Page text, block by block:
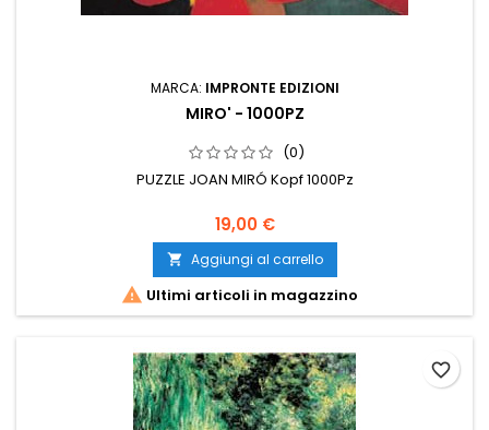
MARCA: IMPRONTE EDIZIONI
MIRO' - 1000PZ
(0)
PUZZLE JOAN MIRÓ Kopf 1000Pz
19,00 €
 Aggiungi al carrello
 Ultimi articoli in magazzino
favorite_border